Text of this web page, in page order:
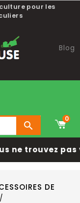
pour les
Blog

0
ne trouvez
DE